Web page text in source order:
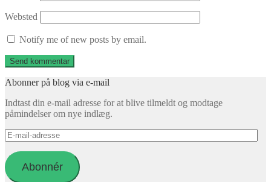
Websted
Notify me of new posts by email.
Abonner på blog via e-mail
Indtast din e-mail adresse for at blive tilmeldt og modtage
påmindelser om nye indlæg.
E-
mail-
adresse
Abonnér